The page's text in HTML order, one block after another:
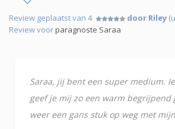
Review geplaatst van 4 door Riley
Review voorparagnoste Saraa
Saraa, jij bent een super medium.
geef je mij zo een warm begrijpend
weer een gans stuk op weg met